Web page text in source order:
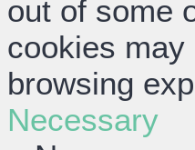
out of some
cookies may
browsing
Necessary